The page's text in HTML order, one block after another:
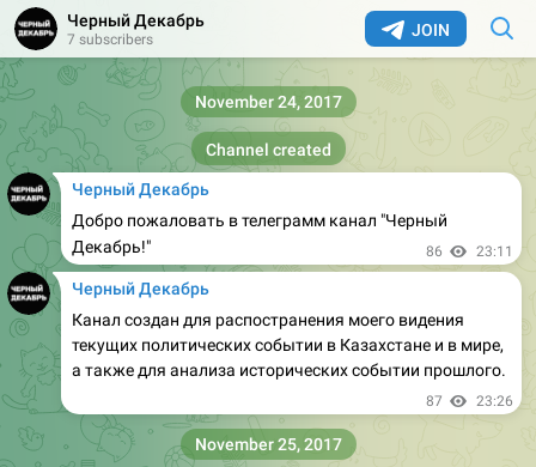
JOIN
Черный Декабрь
7 subscribers
Channel created
November 24, 2017
Черный Декабрь
Добро пожаловать в телеграмм канал "Черный
Декабрь!"
86 23:11
Черный Декабрь
Канал создан для распостранения моего видения
текущих политических событии в Казахстане и в мире,
а также для анализа исторических событии прошлого.
87 23:26
November 25, 2017